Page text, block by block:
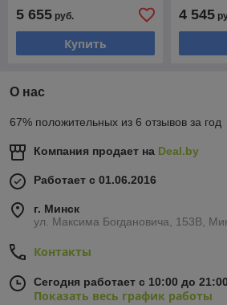
5 655 руб.
Купить
4 545
О нас
67% положительных из 6 отзывов за год
Компания продает на Deal.by
Работает с 01.06.2016
г. Минск
ул. Максима Богдановича, 153В,
Контакты
Сегодня работает с 10:00 до 21:00
Показать весь график работы